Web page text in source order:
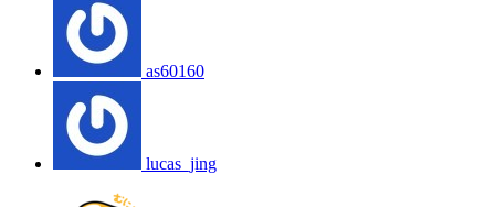
as60160
lucas_jing